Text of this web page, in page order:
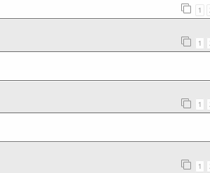
1
1
1
1